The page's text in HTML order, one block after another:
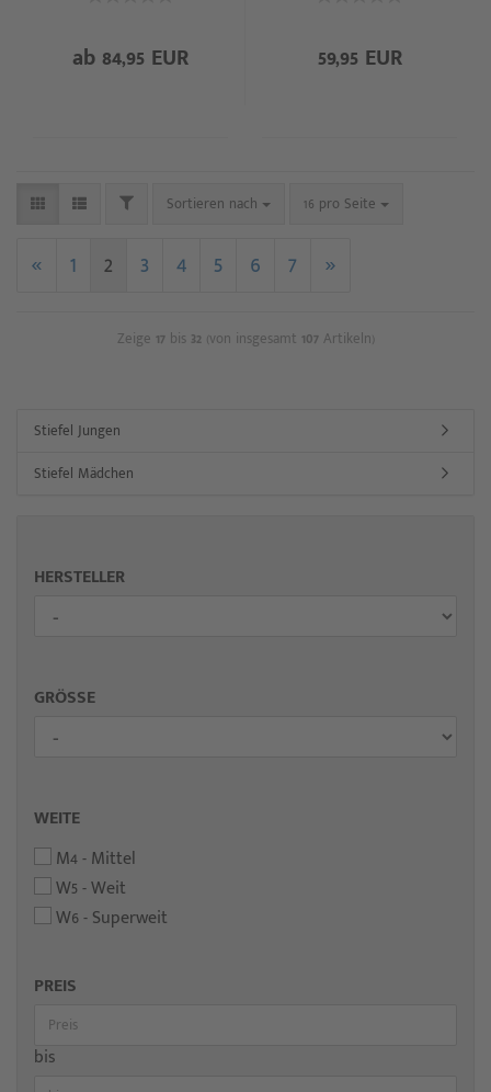
ab 84,95 EUR 59,95 EUR
Sortieren nach 16 pro Seite
« 1 2 3 4 5 6 7 »
Zeige 17 bis 32 (von insgesamt 107 Artikeln)
Stiefel Jungen
Stiefel Mädchen
HERSTELLER
GRÖSSE
WEITE
M4 - Mittel
W5 - Weit
W6 - Superweit
PREIS
bis